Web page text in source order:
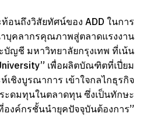
อนถึงวิสัยทัศน์ของ ADD ในการ
บุคลากรคุณภาพสู่ตลาดแรงงาน
ญชี มหาวิทยาลัยกรุงเทพ ที่เน้น
เพื่อผลิตบัณฑิตที่เปี่ยม
เชิงบูรณาการ เข้าใจกลไกธุรกิจ
ะดมทุนในตลาดทุน ซึ่งเป็นทักษะ
งค์กรชั้นนำยุคปัจจุบันต้องการ”